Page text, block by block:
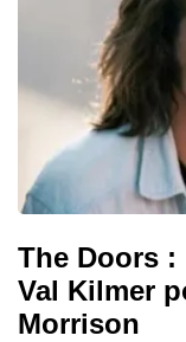
The Doors
Val Kilmer
Morrison